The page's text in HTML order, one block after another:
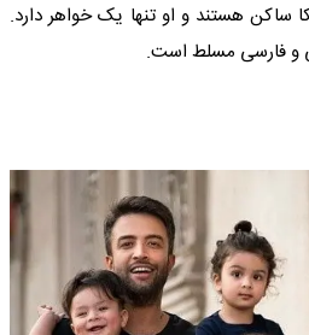
ساکن هستند و او تنها یک خواهر دارد.
و فارسی مسلط است.